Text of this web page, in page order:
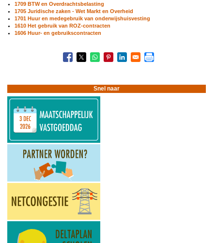
1709 BTW en Overdrachtsbelasting
1705 Juridische zaken - Wet Markt en Overheid
1701 Huur en medegebruik van onderwijshuisvesting
1610 Het gebruik van ROZ-contracten
1606 Huur- en gebruikscontracten
Snel naar